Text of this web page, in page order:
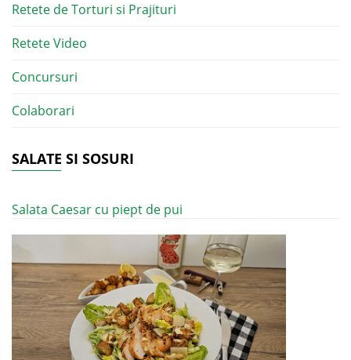
Retete de Torturi si Prajituri
Retete Video
Concursuri
Colaborari
SALATE SI SOSURI
Salata Caesar cu piept de pui